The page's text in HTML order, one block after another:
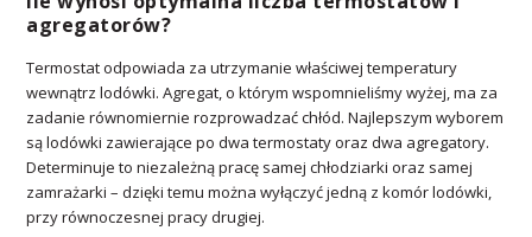
agregatorów?
Termostat odpowiada za utrzymanie właściwej temperatury
wewnątrz lodówki. Agregat, o którym wspomnieliśmy wyżej, ma za
zadanie równomiernie rozprowadzać chłód. Najlepszym wyborem
są lodówki zawierające po dwa termostaty oraz dwa agregatory.
Determinuje to niezależną pracę samej chłodziarki oraz samej
zamrażarki – dzięki temu można wyłączyć jedną z komór lodówki,
przy równoczesnej pracy drugiej.